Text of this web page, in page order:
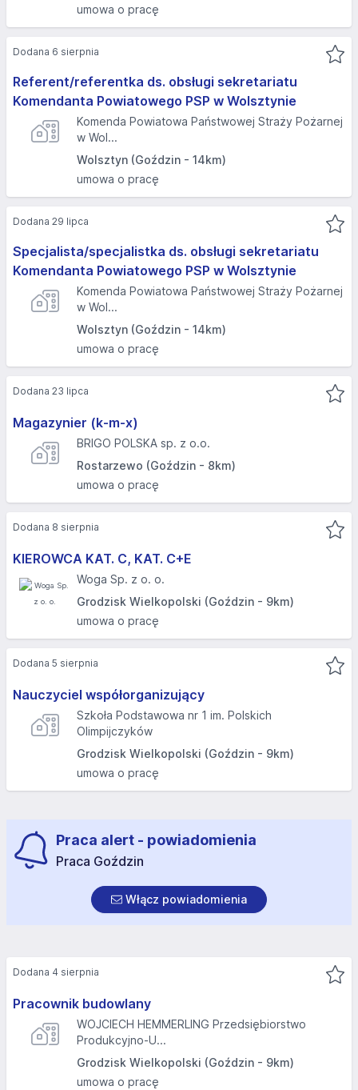
umowa o pracę
Referent/referentka ds. obsługi sekretariatu
Komendanta Powiatowego PSP w Wolsztynie
Komenda Powiatowa Państwowej Straży Pożarnej
w Wol...
Wolsztyn (Goździn - 14km)
umowa o pracę
Dodana 6 sierpnia
Specjalista/specjalistka ds. obsługi sekretariatu
Komendanta Powiatowego PSP w Wolsztynie
Komenda Powiatowa Państwowej Straży Pożarnej
w Wol...
Wolsztyn (Goździn - 14km)
umowa o pracę
Dodana 29 lipca
Magazynier (k-m-x)
BRIGO POLSKA sp. z o.o.
Rostarzewo (Goździn - 8km)
umowa o pracę
Dodana 23 lipca
KIEROWCA KAT. C, KAT. C+E
Woga Sp. z o. o.
Grodzisk Wielkopolski (Goździn - 9km)
umowa o pracę
Dodana 8 sierpnia
Nauczyciel współorganizujący
Szkoła Podstawowa nr 1 im. Polskich
Olimpijczyków
Grodzisk Wielkopolski (Goździn - 9km)
umowa o pracę
Dodana 5 sierpnia
Praca alert - powiadomienia
Praca Goździn
Włącz powiadomienia
Pracownik budowlany
WOJCIECH HEMMERLING Przedsiębiorstwo
Produkcyjno-U...
Grodzisk Wielkopolski (Goździn - 9km)
umowa o pracę
Dodana 4 sierpnia